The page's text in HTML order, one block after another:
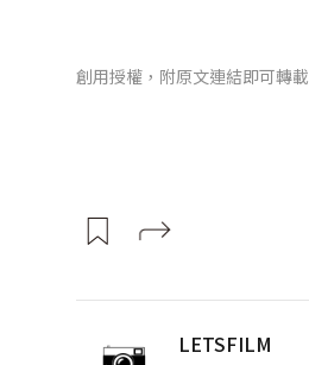
創用授權，附原文連結即可轉載
LETSFILM